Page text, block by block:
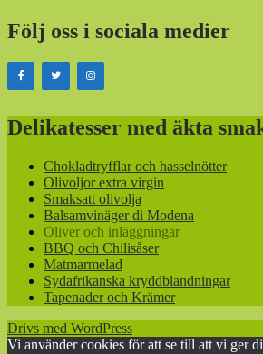
Följ oss i sociala medier
Delikatesser med äkta
Chokladtryfflar och hasselnötter
Olivoljor extra virgin
Smaksatt olivolja
Balsamvinäger di Modena
Oliver och inläggningar
BBQ och Chilisåser
Matmarmelad
Sydafrikanska kryddblandningar
Tapenader och Krämer
Drivs med WordPress
Vi använder cookies för att se till att vi ger